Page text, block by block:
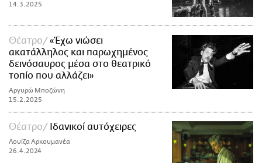
14.3.2025
Θέατρο
«Έχω νιώσει
ακατάλληλος και παρωχημένος
δεινόσαυρος μέσα στο θεατρικό
τοπίο που αλλάζει»
Αργυρώ Μποζώνη
15.2.2025
Θέατρο Ιδανικοί αυτόχειρες
Λουίζα Αρκουμανέα
26.4.2024